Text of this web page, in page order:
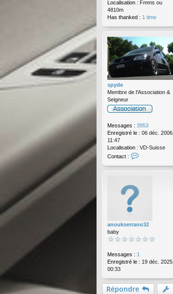
Localisation : Fmms ou
4810m
Has thanked : 1 time
spyde
Membre de l'Association &
Seigneur
Messages : 3953
Enregistré le : 06 déc. 2006,
11:47
Localisation : VD-Suisse
Contact :
p
d
anoukserrano32
baby
Messages : 1
Enregistré le : 19 déc. 2025,
00:33
Répondre